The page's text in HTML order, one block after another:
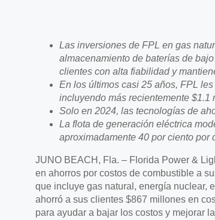
Las inversiones de FPL en gas
almacenamiento de baterías de
clientes con alta fiabilidad y
En los últimos casi 25 años, FPL
incluyendo más recientemente
Solo en 2024, las tecnologías de
La flota de generación eléctrica
aproximadamente 40 por ciento
JUNO BEACH, Fla. – Florida Power &
en ahorros por costos de combustible a
que incluye gas natural, energía nuclear,
ahorró a sus clientes $867 millones en
para ayudar a bajar los costos y mejorar